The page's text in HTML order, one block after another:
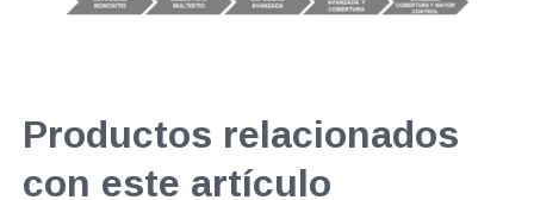
Productos relacionados
con este artículo